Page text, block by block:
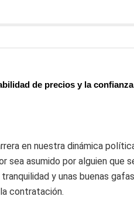
de precios y la
en nuestra dinámica
sea asumido por alguien que
y unas buenas
contratación.